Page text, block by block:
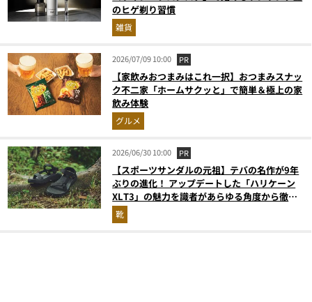
のヒゲ剃り習慣
雑貨
2026/07/09 10:00 PR
【家飲みおつまみはこれ一択】おつまみスナッ
ク不二家「ホームサクッと」で簡単＆極上の家
飲み体験
グルメ
2026/06/30 10:00 PR
【スポーツサンダルの元祖】テバの名作が9年
ぶりの進化！ アップデートした「ハリケーン
XLT3」の魅力を識者があらゆる角度から徹底
解説！
靴